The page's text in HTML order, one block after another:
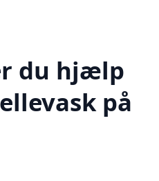
du hjælp
på